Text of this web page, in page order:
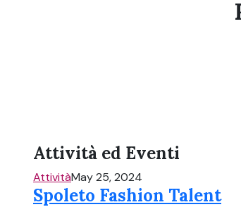
Attività ed Eventi
AttivitàMay 25, 2024
Spoleto Fashion Talent